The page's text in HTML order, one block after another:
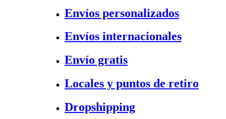
Envíos personalizados
Envíos internacionales
Envío gratis
Locales y puntos de retiro
Dropshipping